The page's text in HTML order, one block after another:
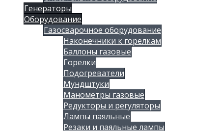
Генераторы
Оборудование
Газосварочное оборудование
Наконечники к горелкам
Баллоны газовые
Горелки
Подогреватели
Мундштуки
Манометры газовые
Редукторы и регуляторы
Лампы паяльные
Резаки и паяльные лампы